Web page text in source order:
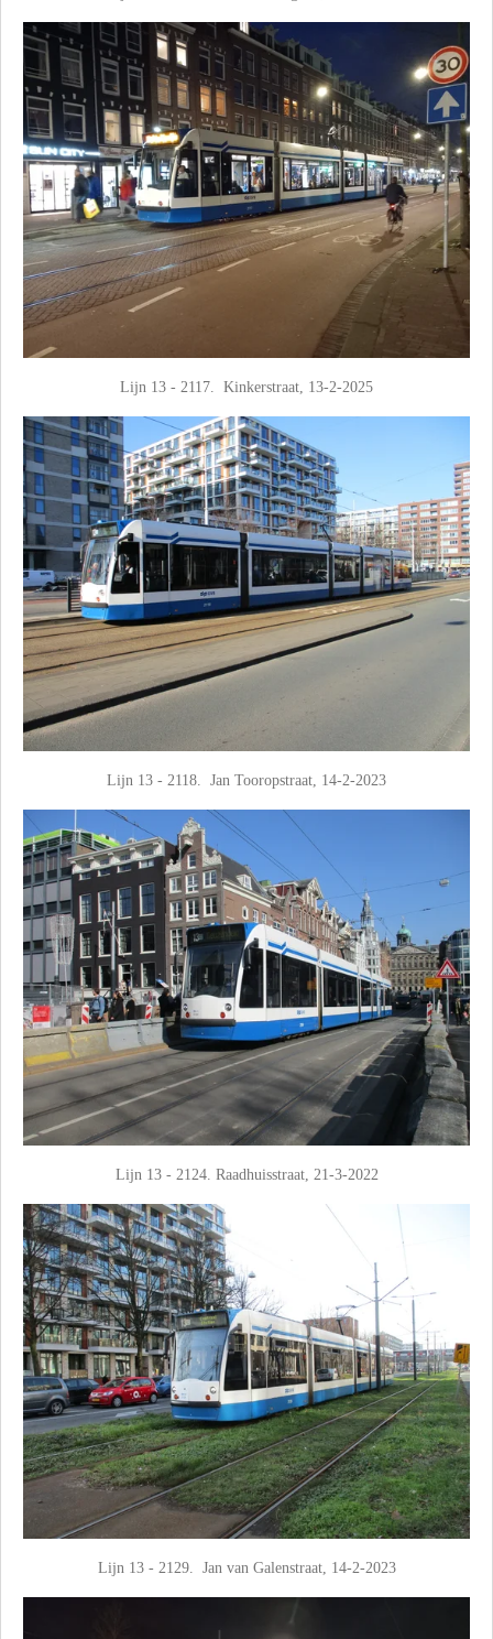
Lijn 13 - 2117. Kinkerstraat, 13-2-2025
Lijn 13 - 2118. Jan Tooropstraat, 14-2-2023
Lijn 13 - 2124. Raadhuisstraat, 21-3-2022
Lijn 13 - 2129. Jan van Galenstraat, 14-2-2023